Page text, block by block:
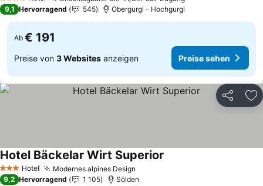
4 Sterne
9,1 Hervorragend 545 Obergurgl - Hochgurgl
Ab € 191
Preise von 3 Websites anzeigen Preise sehen
Teilen
3 SterneHotel Modernes alpines Design
Hotel Bäckelar Wirt Superior
9,2 Hervorragend 1 105 Sölden